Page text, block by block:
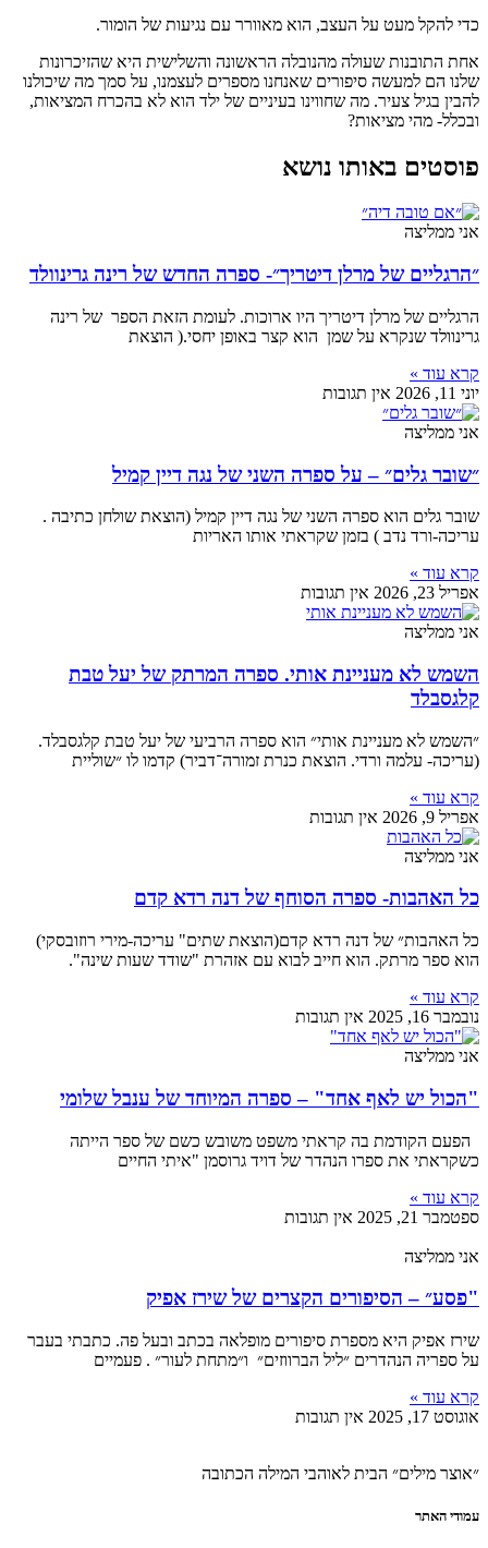
כדי להקל מעט על העצב, הוא מאוורר עם נגיעות של הומור.
אחת התובנות שעולה מהנובלה הראשונה והשלישית היא שהזיכרונות
שלנו הם למעשה סיפורים שאנחנו מספרים לעצמנו, על סמך מה שיכולנו
להבין בגיל צעיר. מה שחווינו בעיניים של ילד הוא לא בהכרח המציאות,
ובכלל- מהי מציאות?
פוסטים באותו נושא
אני ממליצה
״הרגליים של מרלן דיטריך״- ספרה החדש של רינה גרינוולד
הרגליים של מרלן דיטריך היו ארוכות. לעומת הזאת הספר של רינה
גרינוולד שנקרא על שמן הוא קצר באופן יחסי.( הוצאת
קרא עוד »
יוני 11, 2026
אין תגובות
אני ממליצה
״שובר גלים״ – על ספרה השני של נגה דיין קמיל
שובר גלים הוא ספרה השני של נגה דיין קמיל (הוצאת שולחן כתיבה .
עריכה-ורד נדב ) בזמן שקראתי אותו האריות
קרא עוד »
אפריל 23, 2026
אין תגובות
אני ממליצה
השמש לא מעניינת אותי. ספרה המרתק של יעל טבת
קלגסבלד
״השמש לא מעניינת אותי״ הוא ספרה הרביעי של יעל טבת קלגסבלד.
(עריכה- עלמה ורדי. הוצאת כנרת זמורה־דביר) קדמו לו ״שוליית
קרא עוד »
אפריל 9, 2026
אין תגובות
אני ממליצה
כל האהבות- ספרה הסוחף של דנה רדא קדם
כל האהבות״ של דנה רדא קדם(הוצאת שתים" עריכה-מירי רוזובסקי)
הוא ספר מרתק. הוא חייב לבוא עם אזהרת "שודד שעות שינה".
קרא עוד »
נובמבר 16, 2025
אין תגובות
אני ממליצה
"הכול יש לאף אחד" – ספרה המיוחד של ענבל שלומי
הפעם הקודמת בה קראתי משפט משובש כשם של ספר הייתה
כשקראתי את ספרו הנהדר של דויד גרוסמן "איתי החיים
קרא עוד »
ספטמבר 21, 2025
אין תגובות
אני ממליצה
"פסע״ – הסיפורים הקצרים של שירז אפיק
שירז אפיק היא מספרת סיפורים מופלאה בכתב ובעל פה. כתבתי בעבר
על ספריה הנהדרים ״ליל הברווזים״ ו״מתחת לעור״ . פעמיים
קרא עוד »
אוגוסט 17, 2025
אין תגובות
״אוצר מילים״ הבית לאוהבי המילה הכתובה
עמודי האתר